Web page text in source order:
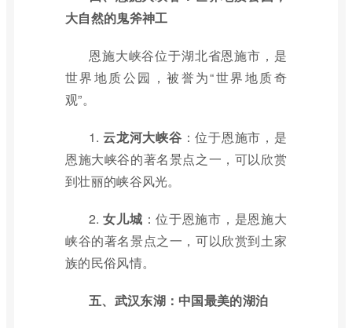
大自然的鬼斧神工
恩施大峡谷位于湖北省恩施市，是
世界地质公园，被誉为“世界地质奇
观”。
1.云龙河大峡谷 ：位于恩施市，是
恩施大峡谷的著名景点之一，可以欣赏
到壮丽的峡谷风光。
2.女儿城 ：位于恩施市，是恩施大
峡谷的著名景点之一，可以欣赏到土家
族的民俗风情。
五、武汉东湖：中国最美的湖泊